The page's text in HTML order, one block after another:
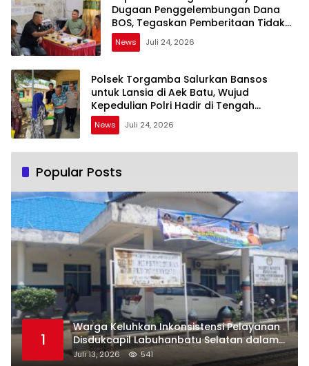
Dugaan Penggelembungan Dana
BOS, Tegaskan Pemberitaan Tidak
Benar
News Juli 24, 2026
Polsek Torgamba Salurkan Bansos
untuk Lansia di Aek Batu, Wujud
Kepedulian Polri Hadir di Tengah
Masyarakat
News Juli 24, 2026
Popular Posts
1
Warga Keluhkan Inkonsistensi Pelayanan
Disdukcapil Labuhanbatu Selatan dalam
Pengurusan KK Rusak
Juli 13, 2026 541